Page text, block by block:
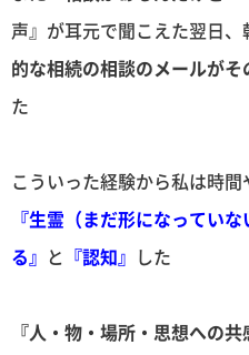
声』が耳元で聞こえた翌日、
的な相続の相談のメールがそ
た
こういった経験から私は時
『生霊（まだ形になってい
る』 と 『認知』 した
『人・物・場所・思想への共